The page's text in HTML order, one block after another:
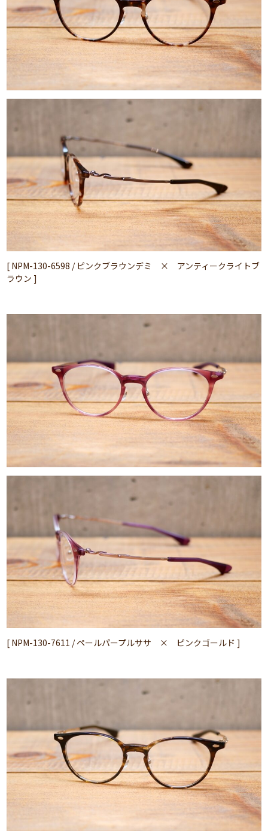
[ NPM-130-6598 / ピンクブラウンデミ × アンティークライトブ
ラウン ]
[ NPM-130-7611 / ペールパープルササ × ピンクゴールド ]